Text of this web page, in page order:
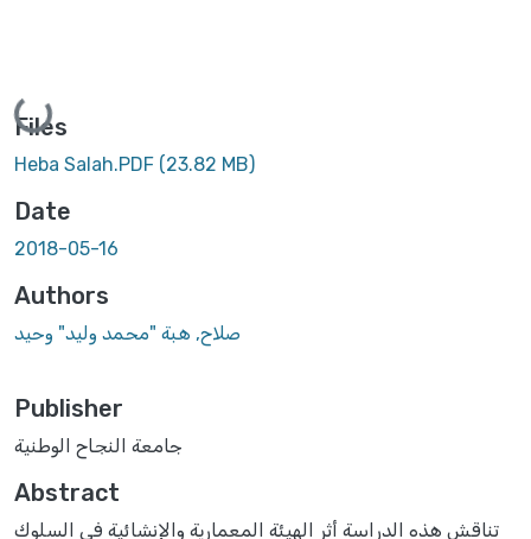
Loading...
Files
Heba Salah.PDF (23.82 MB)
Date
2018-05-16
Authors
صلاح, هبة "محمد وليد" وحيد
Publisher
جامعة النجاح الوطنية
Abstract
تناقش هذه الدراسة أثر الهيئة المعمارية والإنشائية في السلوك